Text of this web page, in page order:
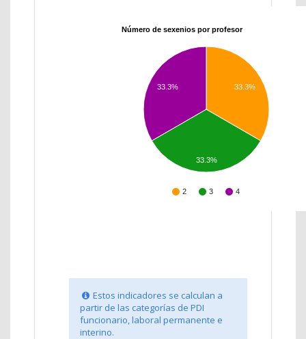
Número de sexenios por profesor
2 3 4
33.3%
33.3%
33.3%
Estos indicadores se calculan a
partir de las categorías de PDI
funcionario, laboral permanente e
interino.